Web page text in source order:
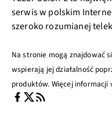
serwis w polskim
szeroko rozumianej
Na stronie mogą znajdować
wspierają jej działalność
produktów. Więcej informacji